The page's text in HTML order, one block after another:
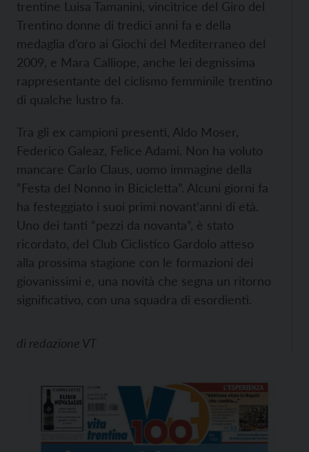
trentine Luisa Tamanini, vincitrice del Giro del
Trentino donne di tredici anni fa e della
medaglia d’oro ai Giochi del Mediterraneo del
2009, e Mara Calliope, anche lei degnissima
rappresentante del ciclismo femminile trentino
di qualche lustro fa.
Tra gli ex campioni presenti, Aldo Moser,
Federico Galeaz, Felice Adami. Non ha voluto
mancare Carlo Claus, uomo immagine della
“Festa del Nonno in Bicicletta”. Alcuni giorni fa
ha festeggiato i suoi primi novant’anni di età.
Uno dei tanti “pezzi da novanta”, è stato
ricordato, del Club Ciclistico Gardolo atteso
alla prossima stagione con le formazioni dei
giovanissimi e, una novità che segna un ritorno
significativo, con una squadra di esordienti.
di redazione VT